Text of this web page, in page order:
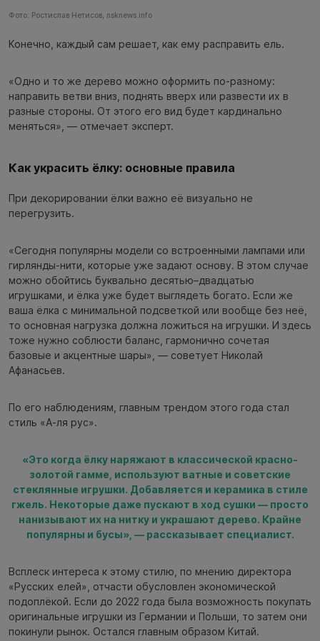
Фото: Ростислав Нетисов, nsknews.info
Конечно, каждый сам решает, как ему расправить ель.
«Одно и то же дерево можно оформить по-разному:
направить ветви вниз, поднять вверх или развести их в
разные стороны. От этого его вид будет кардинально
меняться», — отмечает эксперт.
Как украсить ёлку: основные правила
При декорировании ёлки важно её визуально не
перегрузить.
«Сегодня популярны модели со встроенными лампами или
гирлянды-нити, которые уже задают основу. В этом случае
можно обойтись буквально десятью–двадцатью
игрушками, и ёлка уже будет выглядеть богато. Если же
ваша ёлка с минимальной подсветкой или вообще без неё,
то основная нагрузка должна ложиться на игрушки. И здесь
тоже нужно соблюсти баланс, гармонично сочетая
базовые и акцентные шары», — советует Николай
Афанасьев.
По его наблюдениям, главным трендом этого года стал
стиль «А-ля рус».
«Это когда ёлку наряжают в классической красно-
золотой гамме, используют ватные и советские
стеклянные игрушки. Добавляется и керамика в стиле
гжель. Некоторые даже пускают в ход сушки — просто
нанизывают их на нитку и украшают дерево. Крайне
популярны и бусы», — рассказывает специалист.
Всплеск интереса к этому стилю, по мнению директора
«Русских елей», отчасти обусловлен экономической
подоплёкой. Если до 2022 года была возможность покупать
оригинальные игрушки из Германии и Польши, то затем они
покинули рынок. Остался главным образом Китай.